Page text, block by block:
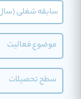
موضوع فعالیت
سطح تحصیلات